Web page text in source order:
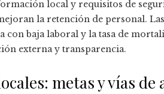
local y requisitos de
la retención de personal.
baja laboral y la tasa de
externa y transparencia.
metas y vías de